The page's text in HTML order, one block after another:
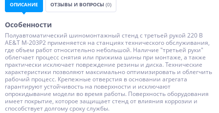
ОПИСАНИЕ ОТЗЫВЫ И ВОПРОСЫ (0)
Особенности
Полуавтоматический шиномонтажный стенд c третьей рукой 220 B
AE&T M-203P2 применяется на станциях технического обслуживания,
где объем работ относительно небольшой. Наличие "третьей руки"
облегчает процесс снятия или прижима шины при монтаже, а также
практически исключает повреждение резины и диска. Технические
характеристики позволяют максимально оптимизировать и облегчить
рабочий процесс. Крепежные отверстия в основании агрегата
гарантируют устойчивость на поверхности и исключают
опрокидывание модели во время работы. Поверхность оборудования
имеет покрытие, которое защищает стенд от влияния коррозии и
способствует долгому сроку службы.